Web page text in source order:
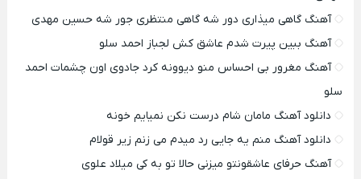
آهنگ گاهی میذاری دور شه گاهی منتظری جور شه حسین مهدی
آهنگ ببین پیرت شدم عاشق کش لجباز احمد سلو
آهنگ مغرور بی احساس منو دیوونه کرد جادوی اون چشمات احمد
سلو
دانلود آهنگ مامان شام درست نکن نمیایم خونه
دانلود آهنگ منم یه جایی رد میدم می زنم زیر قولام
آهنگ حرفای عاشقونتو میزنی حالا تو به کی میلاد علوی